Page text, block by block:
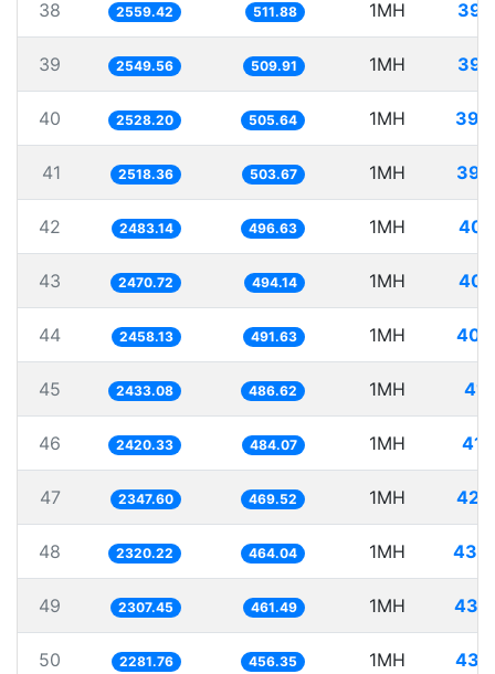
38 2559.42 511.88 1MH
39 2549.56 509.91 1MH
40 2528.20 505.64 1MH
41 2518.36 503.67 1MH
42 2483.14 496.63 1MH
43 2470.72 494.14 1MH
44 2458.13 491.63 1MH
45 2433.08 486.62 1MH
46 2420.33 484.07 1MH
47 2347.60 469.52 1MH
48 2320.22 464.04 1MH
49 2307.45 461.49 1MH
50 2281.76 456.35 1MH